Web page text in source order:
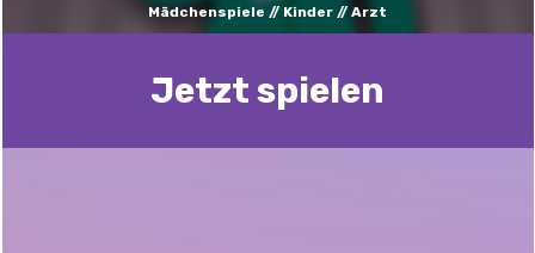
Mädchenspiele Kinder Arzt
Jetzt spielen